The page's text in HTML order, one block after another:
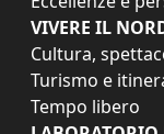
VIVERE IL
Cultura,
Turismo e
Tempo libero